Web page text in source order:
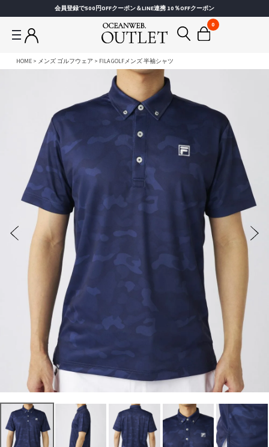
会員登録で500円OFFクーポン＆LINE連携 10％OFFクーポン
0
HOME メンズ ゴルフウェア FILA GOLFメンズ 半袖シャツ